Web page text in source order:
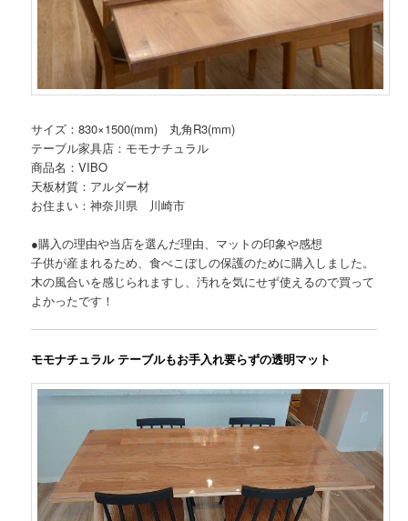
サイズ：830×1500(mm) 丸角R3(mm)
テーブル家具店：モモナチュラル
商品名：VIBO
天板材質：アルダー材
お住まい：神奈川県 川崎市
●購入の理由や当店を選んだ理由、マットの印象や感想
子供が産まれるため、食べこぼしの保護のために購入しました。
木の風合いを感じられますし、汚れを気にせず使えるので買って
よかったです！
モモナチュラル テーブルもお手入れ要らずの透明マット